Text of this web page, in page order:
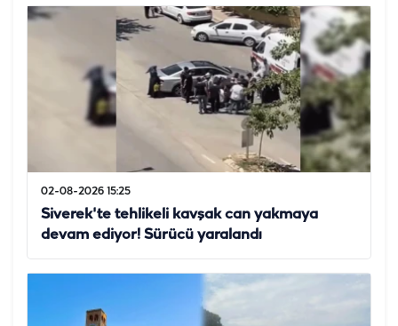
02-08-2026 15:25
Siverek'te tehlikeli kavşak can yakmaya
devam ediyor! Sürücü yaralandı